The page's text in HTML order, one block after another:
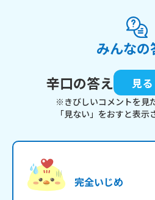
みんなの
辛口の答え
見る
※きびしいコメントを見
「見ない」をおすと表示
完全いじめ